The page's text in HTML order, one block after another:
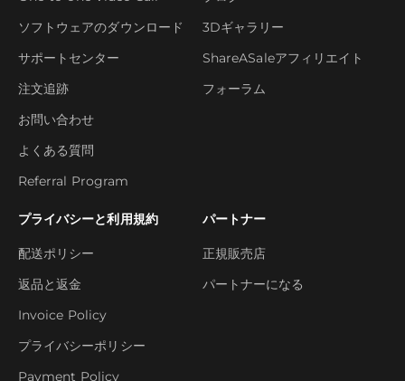
ソフトウェアのダウンロード
サポートセンター
注文追跡
お問い合わせ
よくある質問
Referral Program
3Dギャラリー
ShareASaleアフィリエイト
フォーラム
プライバシーと利用規約
配送ポリシー
返品と返金
Invoice Policy
プライバシーポリシー
Payment Policy
パートナー
正規販売店
パートナーになる